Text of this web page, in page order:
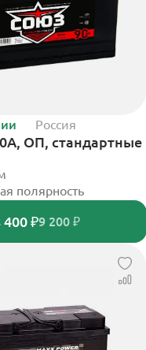
Россия
ОП, стандартные
полярность
400 ₽9 200 ₽